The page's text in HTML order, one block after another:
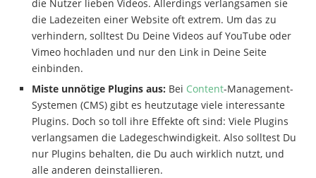
die Nutzer lieben Videos. Allerdings verlangsamen sie
die Ladezeiten einer Website oft extrem. Um das zu
verhindern, solltest Du Deine Videos auf YouTube oder
Vimeo hochladen und nur den Link in Deine Seite
einbinden.
Miste unnötige Plugins aus: Bei Content-Management-
Systemen (CMS) gibt es heutzutage viele interessante
Plugins. Doch so toll ihre Effekte oft sind: Viele Plugins
verlangsamen die Ladegeschwindigkeit. Also solltest Du
nur Plugins behalten, die Du auch wirklich nutzt, und
alle anderen deinstallieren.